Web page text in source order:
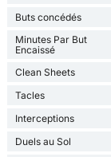
Buts concédés
Minutes Par But
Encaissé
Clean Sheets
Tacles
Interceptions
Duels au Sol